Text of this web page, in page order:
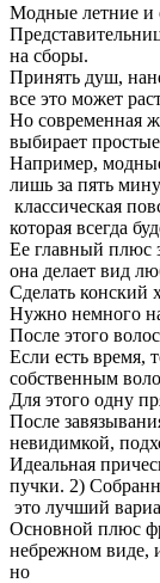
Модные летние и
на сборы.
Принять душ,
все это может
Но современная
выбирает
Например,
лишь за пять
классическая
которая всегда
Ее главный плюс
она делает вид
Сделать конский
Нужно немного
После этого
Если есть время,
собственным
Для этого одну
После
невидимкой,
Идеальная
пучки. 2)
это лучший
Основной плюс
небрежном виде,
но